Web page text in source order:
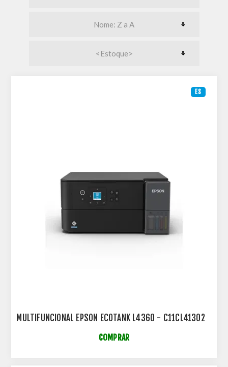
ES
MULTIFUNCIONAL EPSON ECOTANK L4360 - C11CL41302
COMPRAR